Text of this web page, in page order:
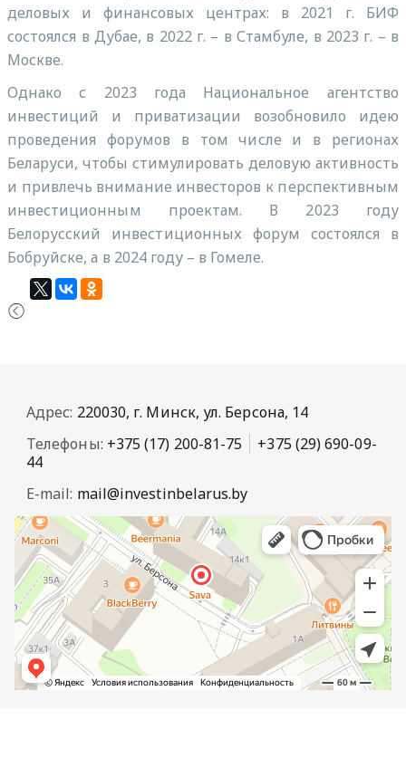
деловых и финансовых центрах: в 2021 г. БИФ
состоялся в Дубае, в 2022 г. – в Стамбуле, в 2023 г. – в
Москве.
Однако с 2023 года Национальное агентство
инвестиций и приватизации возобновило идею
проведения форумов в том числе и в регионах
Беларуси, чтобы стимулировать деловую активность
и привлечь внимание инвесторов к перспективным
инвестиционным проектам. В 2023 году
Белорусский инвестиционных форум состоялся в
Бобруйске, а в 2024 году – в Гомеле.
Адрес: 220030, г. Минск, ул. Берсона, 14
Телефоны: +375 (17) 200-81-75
+375 (29) 690-09-
44
E-mail: mail@investinbelarus.by